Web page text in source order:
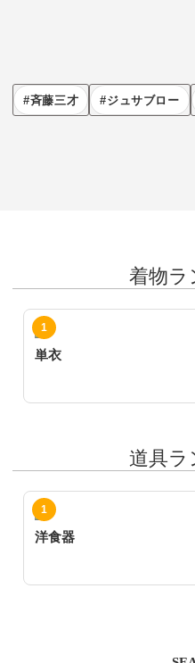
斉藤三才 ジュサブロー
着物ラ
単衣
道具ラ
洋食器